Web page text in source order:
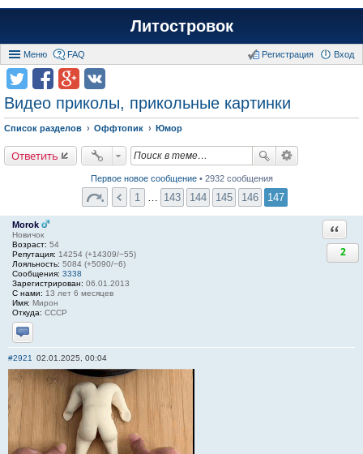
Литостровок
Меню FAQ Вход
Регистрация
Видео приколы, прикольные картинки
Список разделов Оффтопик Юмор
Ответить
Первое новое сообщение• 2932 сообщения
1 143 144 145 146 147
Morok
Новичок
Возраст: 54
Репутация: 14254 (+14309/−55)
Лояльность: 5084 (+5090/−6)
Сообщения: 3338
Зарегистрирован: 06.01.2013
С нами: 13 лет 6 месяцев
Имя: Мирон
Откуда: СССР
Отправить личное сообщение
2
#2921 02.01.2025, 00:04